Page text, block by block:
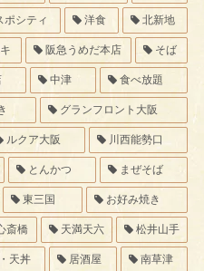
ポシティ 洋食 北新地
阪急うめだ本店 そば
中津 食べ放題
グランフロント大阪
ルクア大阪 川西能勢口
とんかつ まぜそば
東三国 お好み焼き
斎橋 天満天六 松井山手
天丼 居酒屋 南草津